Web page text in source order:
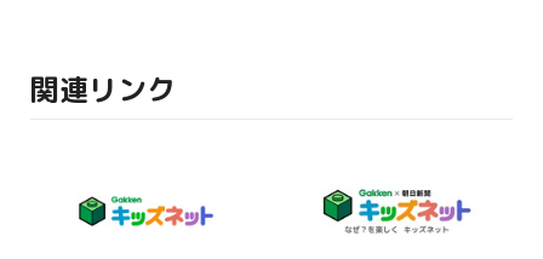
関連リンク